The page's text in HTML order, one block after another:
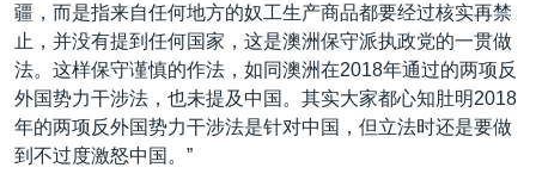
疆，而是指来自任何地方的奴工生产商品都要经过核实再禁
止，并没有提到任何国家，这是澳洲保守派执政党的一贯做
法。这样保守谨慎的作法，如同澳洲在2018年通过的两项反
外国势力干涉法，也未提及中国。其实大家都心知肚明2018
年的两项反外国势力干涉法是针对中国，但立法时还是要做
到不过度激怒中国。”